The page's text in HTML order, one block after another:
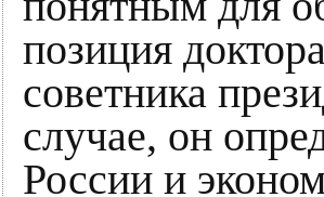
позиция
советника
случае, он
России и